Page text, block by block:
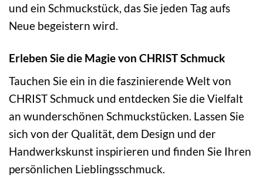
und ein Schmuckstück, das Sie jeden Tag aufs
Neue begeistern wird.
Erleben Sie die Magie von CHRIST Schmuck
Tauchen Sie ein in die faszinierende Welt von
CHRIST Schmuck und entdecken Sie die Vielfalt
an wunderschönen Schmuckstücken. Lassen Sie
sich von der Qualität, dem Design und der
Handwerkskunst inspirieren und finden Sie Ihren
persönlichen Lieblingsschmuck.